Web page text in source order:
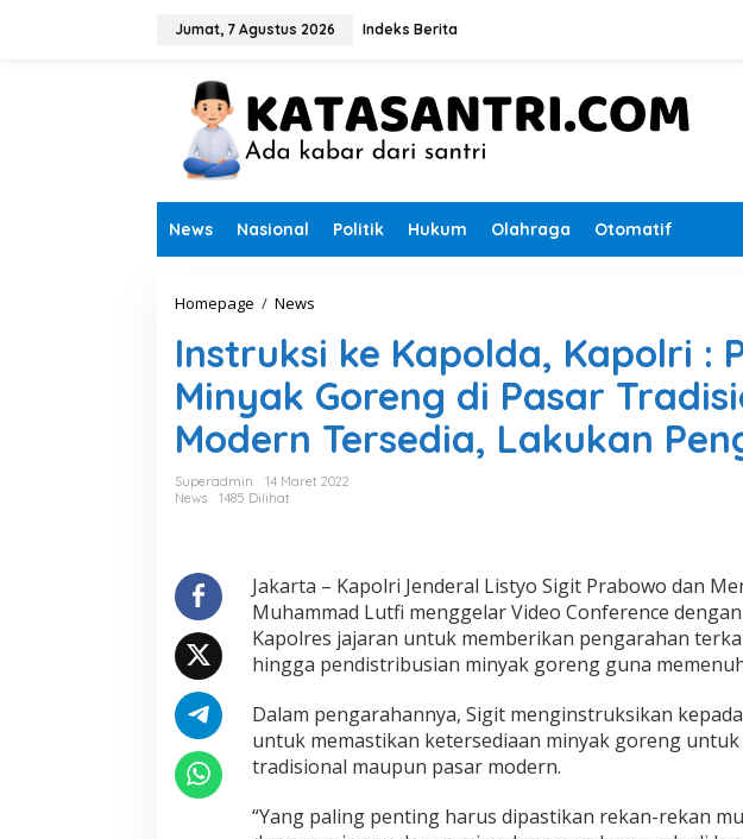
Jumat, 7 Agustus 2026 Indeks Berita
News Nasional Politik Hukum Olahraga Otomatif
Homepage / News
s
t
r
u
i
l
d
a
K
a
p
o
r
Instruksi ke Kapolda, Kapolri :
Minyak Goreng di Pasar
Modern Tersedia, Lakukan
Superadmin
14 Maret 2022
News
1485 Dilihat
Jakarta – Kapolri Jenderal Listyo Sigit Prabowo dan
Muhammad Lutfi menggelar Video Conference
Kapolres jajaran untuk memberikan pengarahan
hingga pendistribusian minyak goreng guna
Dalam pengarahannya, Sigit menginstruksikan
untuk memastikan ketersediaan minyak goreng
tradisional maupun pasar modern.
“Yang paling penting harus dipastikan rekan-rekan